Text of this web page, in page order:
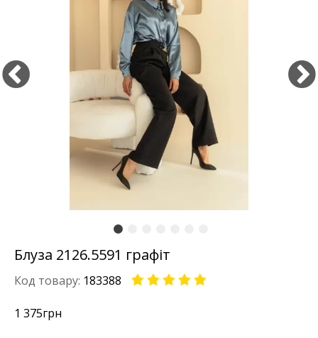
Блуза 2126.5591 графіт
Код товару: 183388
1 375грн